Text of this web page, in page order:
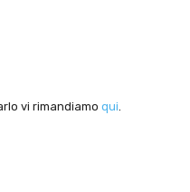
vi rimandiamo qui.